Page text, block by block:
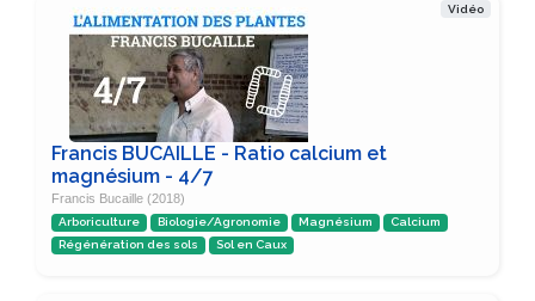
Vidéo
Francis BUCAILLE - Ratio calcium et
magnésium - 4/7
Francis Bucaille (2018)
Arboriculture Biologie/Agronomie Magnésium
Calcium
Régénération des sols
Sol en Caux